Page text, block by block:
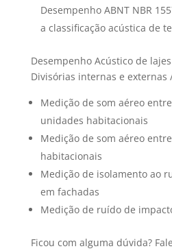
Desempenho ABNT NBR
a classificação acústica de
Desempenho Acústico de
Divisórias internas e externas
Medição de som aéreo
unidades habitacionais
Medição de som aéreo
habitacionais
Medição de isolamento ao
em fachadas
Medição de ruído de
Ficou com alguma dúvida?